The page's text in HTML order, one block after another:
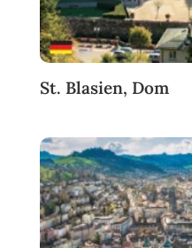
St. Blasien, Dom